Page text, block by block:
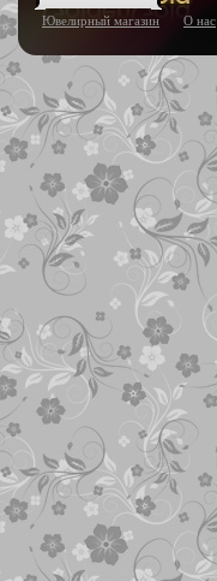
Ювелирный магазин О нас